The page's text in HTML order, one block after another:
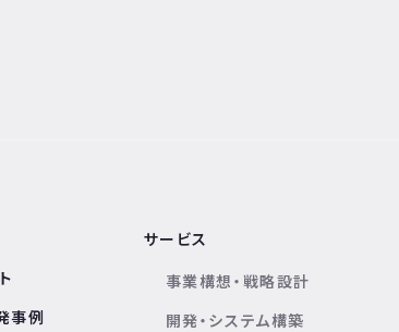
事例
サービス
事業構想・戦略設計
開発・システム構築